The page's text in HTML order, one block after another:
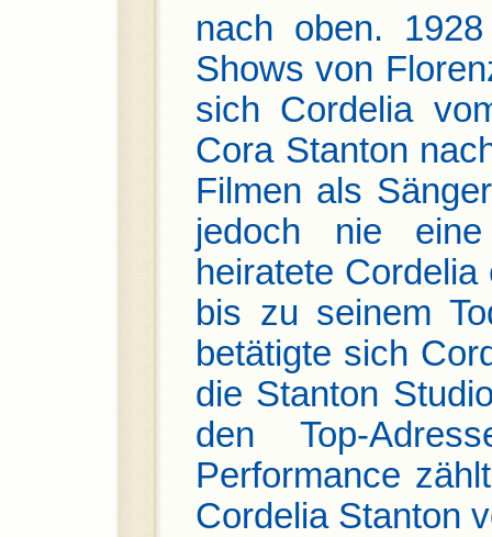
nach oben.
Shows von
sich Cordelia
Cora Stanton
Filmen als
jedoch nie
heiratete
bis zu seinem
betätigte sich
die Stanton
den Top-
Performance
Cordelia Stanton